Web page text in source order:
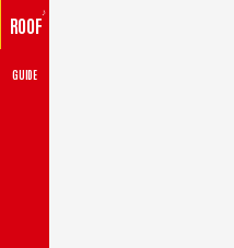
ROOF
♪
GUIDE